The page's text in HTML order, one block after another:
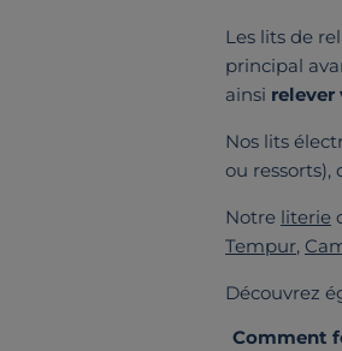
Les lits de
principal
ainsi
Nos lits
ou ressorts),
Notre literie
Tempur,
Découvrez
Comment